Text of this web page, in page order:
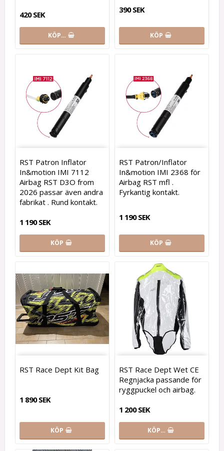
420 SEK
KÖP…
390 SEK
KÖP
RST Patron Inflator
In&motion IMI 7112
Airbag RST D3O from
2026 passar även andra
fabrikat . Rund kontakt.
1 190 SEK
KÖP
RST Patron/Inflator
In&motion IMI 2368 för
Airbag RST mfl .
Fyrkantig kontakt.
1 190 SEK
KÖP
RST Race Dept Kit Bag
1 890 SEK
KÖP
RST Race Dept Wet CE
Regnjacka passande för
ryggpuckel och airbag.
1 200 SEK
KÖP…